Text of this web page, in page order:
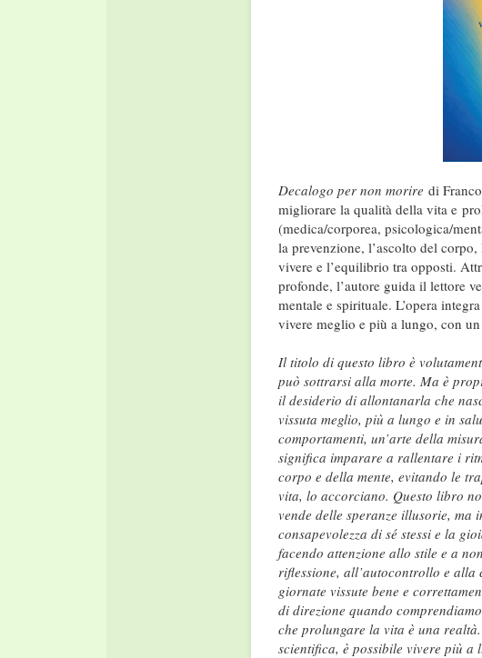
Decalogo per non morire di
migliorare la qualità della vita e
(medica/corporea, psicologica/
la prevenzione, l’ascolto del
vivere e l’equilibrio tra opposti.
profonde, l’autore guida il lettore
mentale e spirituale. L’opera
vivere meglio e più a lungo, con
Il titolo di questo libro è
può sottrarsi alla morte. Ma è
il desiderio di allontanarla che
vissuta meglio, più a lungo e in
comportamenti, un’arte della
significa imparare a rallentare i
corpo e della mente, evitando le
vita, lo accorciano. Questo libro
vende delle speranze illusorie,
consapevolezza di sé stessi e la
facendo attenzione allo stile e a
riflessione, all’autocontrollo e alla
giornate vissute bene e
di direzione quando
che prolungare la vita è una
scientifica, è possibile vivere più a